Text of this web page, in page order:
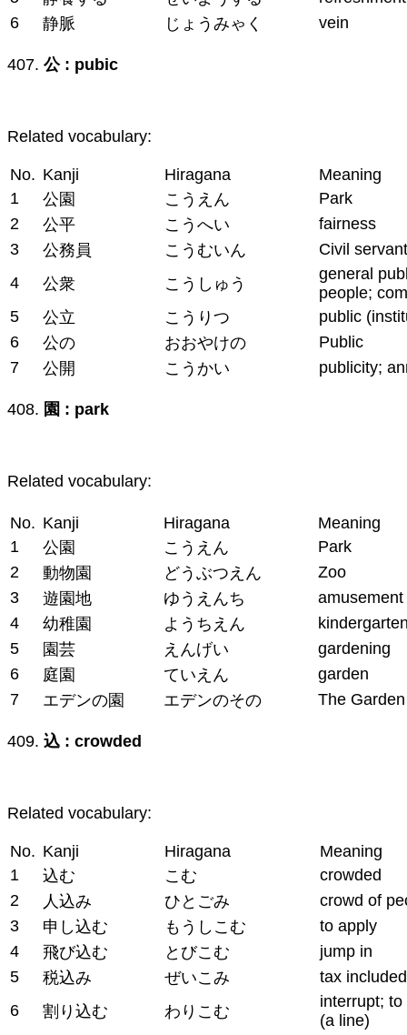
6
静脈 じょうみゃく vein
407. 公 : pubic
Related vocabulary:
No. Kanji Hiragana
Meaning
1
公園 こうえん
Park
2
公平 こうへい
fairness
3
公務員 こうむいん
Civil servant
4
公衆 こうしゅう
general
people;
5
公立 こうりつ
public
6
公の おおやけの
Public
7
公開 こうかい publicity;
408. 園 : park
Related vocabulary:
No. Kanji Hiragana
Meaning
1
公園 こうえん
Park
2
動物園 どうぶつえん
Zoo
3
遊園地 ゆうえんち
amusement
4
幼稚園 ようちえん
5
園芸 えんげい
gardening
6
庭園 ていえん
garden
7
エデンの園 エデンのその The
409. 込 : crowded
Related vocabulary:
No. Kanji Hiragana
Meaning
1
込む こむ
crowded
2
人込み ひとごみ
crowd of
3
申し込む もうしこむ
to apply
4
飛び込む とびこむ
jump in
5
税込み ぜいこみ
tax included
6
割り込む わりこむ
interrupt; to
(a line)